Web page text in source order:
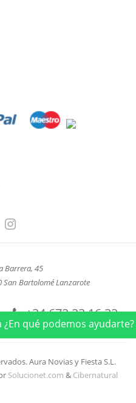
qué podemos ayudarte?
Barrera, 45
San Bartolomé Lanzarote
+34 672 23 16 32
Aura Novias y Fiesta S.L.
Solucionet.com & Cibernatural